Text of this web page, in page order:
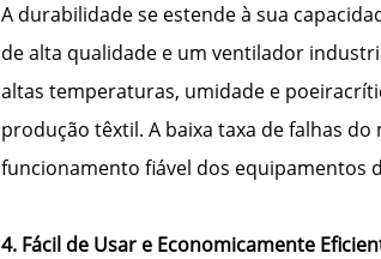
A durabilidade se estende à sua
de alta qualidade e um ventilador
altas temperaturas, umidade e
produção têxtil. A baixa taxa de falhas
funcionamento fiável dos equipamentos
4. Fácil de Usar e Economicamente